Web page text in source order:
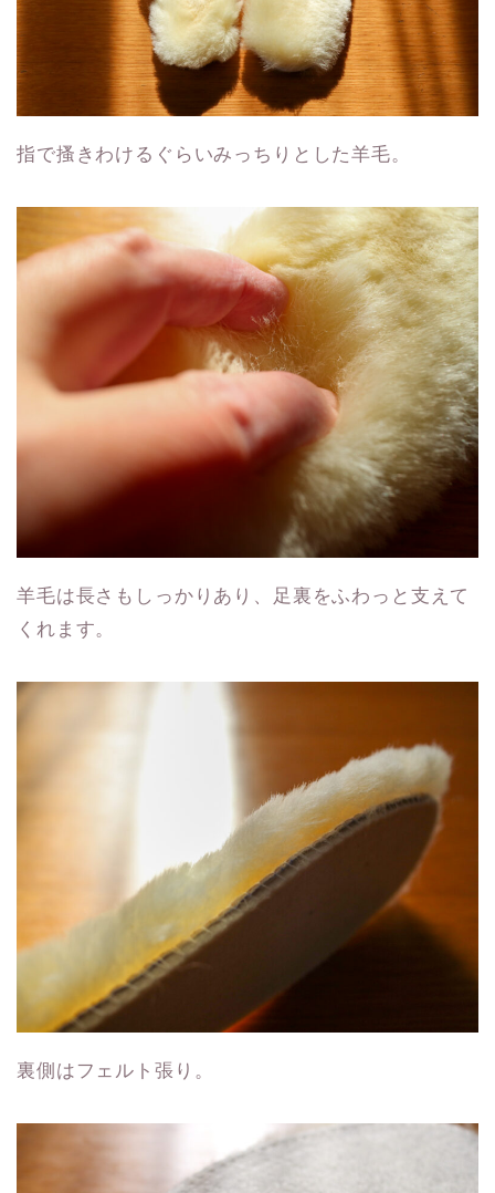
指で搔きわけるぐらいみっちりとした羊毛。
羊毛は長さもしっかりあり、足裏をふわっと支えて
くれます。
裏側はフェルト張り。